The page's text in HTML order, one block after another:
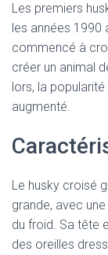
Les premiers
les années 1990
commencé à
créer un animal
lors, la
augmenté.
Le husky croisé
grande, avec
du froid. Sa tête
des oreilles